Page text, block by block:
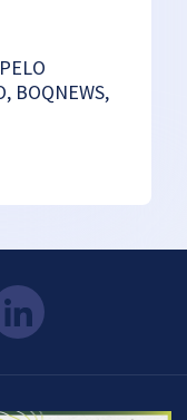
BOQNEWS,